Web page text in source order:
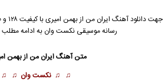
رسانه موسیقی نکست وان به ادامه مطلب
متن آهنگ ایران من از بهمن
♫ ♫ نکست وان ♫ ♫